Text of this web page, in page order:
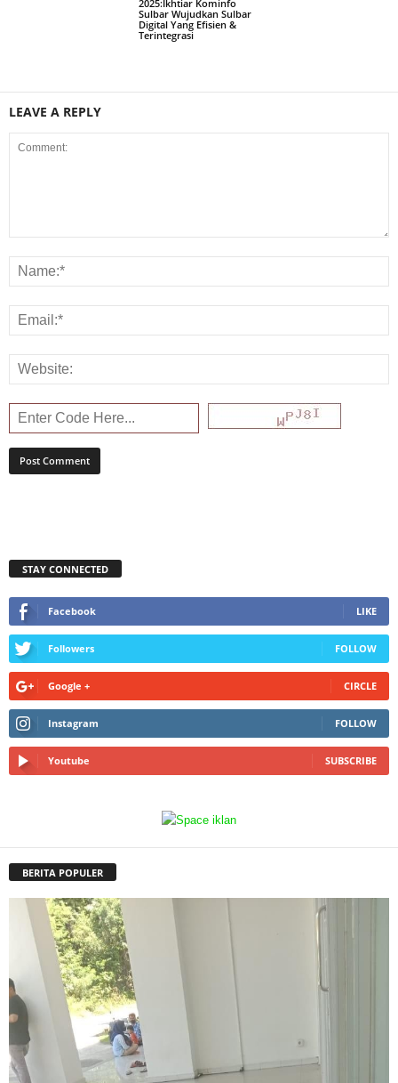
2025:Ikhtiar Kominfo
Sulbar Wujudkan Sulbar
Digital Yang Efisien &
Terintegrasi
LEAVE A REPLY
STAY CONNECTED
Facebook LIKE
Followers FOLLOW
Google + CIRCLE
Instagram FOLLOW
Youtube SUBSCRIBE
BERITA POPULER